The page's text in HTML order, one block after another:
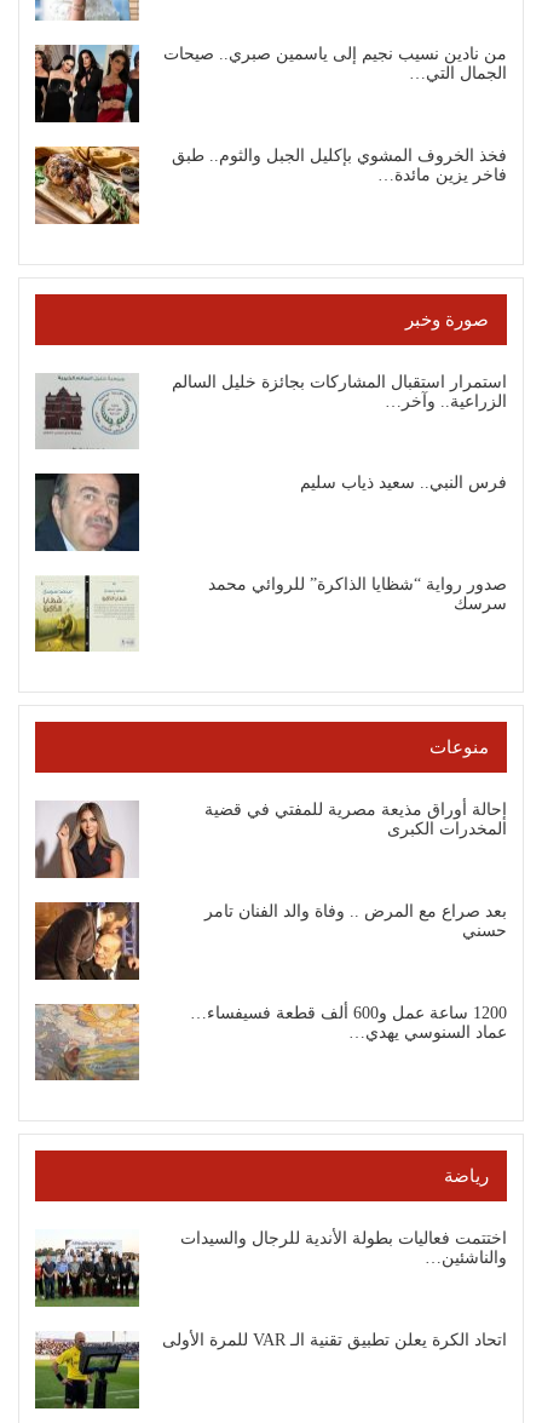
من نادين نسيب نجيم إلى ياسمين صبري.. صيحات
الجمال التي…
فخذ الخروف المشوي بإكليل الجبل والثوم.. طبق
فاخر يزين مائدة…
صورة وخبر
استمرار استقبال المشاركات بجائزة خليل السالم
الزراعية.. وآخر…
فرس النبي.. سعيد ذياب سليم
صدور رواية “شظايا الذاكرة” للروائي محمد
سرسك
منوعات
إحالة أوراق مذيعة مصرية للمفتي في قضية
المخدرات الكبرى
بعد صراع مع المرض .. وفاة والد الفنان تامر
حسني
1200 ساعة عمل و600 ألف قطعة فسيفساء…
عماد السنوسي يهدي…
رياضة
اختتمت فعاليات بطولة الأندية للرجال والسيدات
والناشئين…
اتحاد الكرة يعلن تطبيق تقنية الـ VAR للمرة الأولى